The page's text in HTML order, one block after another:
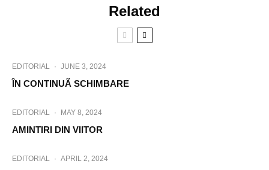
Related
EDITORIAL · JUNE 3, 2024
ÎN CONTINUÃ SCHIMBARE
EDITORIAL · MAY 8, 2024
AMINTIRI DIN VIITOR
EDITORIAL · APRIL 2, 2024